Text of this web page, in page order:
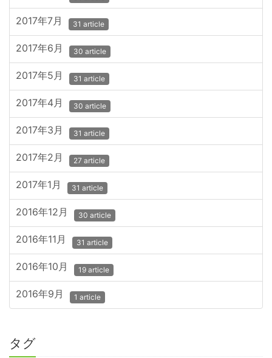
2017年7月 31 article
2017年6月 30 article
2017年5月 31 article
2017年4月 30 article
2017年3月 31 article
2017年2月 27 article
2017年1月 31 article
2016年12月 30 article
2016年11月 31 article
2016年10月 19 article
2016年9月 1 article
タグ